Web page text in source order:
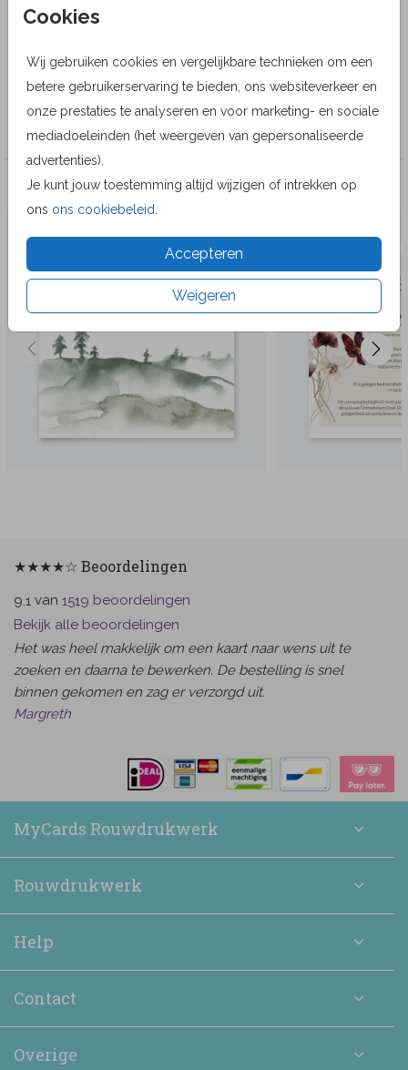
Cookies
Wij gebruiken cookies en vergelijkbare technieken om een
betere gebruikerservaring te bieden, ons websiteverkeer en
onze prestaties te analyseren en voor marketing- en sociale
mediadoeleinden (het weergeven van gepersonaliseerde
advertenties).
Je kunt jouw toestemming altijd wijzigen of intrekken op
ons ons cookiebeleid
Accepteren
Weigeren
(9999)
MyCards Design
Collectie
Veel gekozen producten
★★★★☆ Beoordelingen
9.1 van 1519 beoordelingen
Bekijk alle beoordelingen
Het was heel makkelijk om een kaart naar wens uit te
zoeken en daarna te bewerken. De bestelling is snel
binnen gekomen en zag er verzorgd uit.
Margreth
MyCards Rouwdrukwerk
Rouwdrukwerk
Help
Contact
Overige